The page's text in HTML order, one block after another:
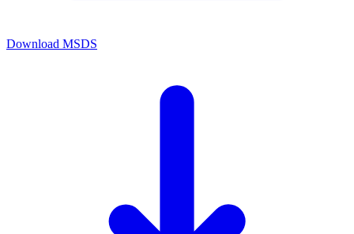
Download MSDS